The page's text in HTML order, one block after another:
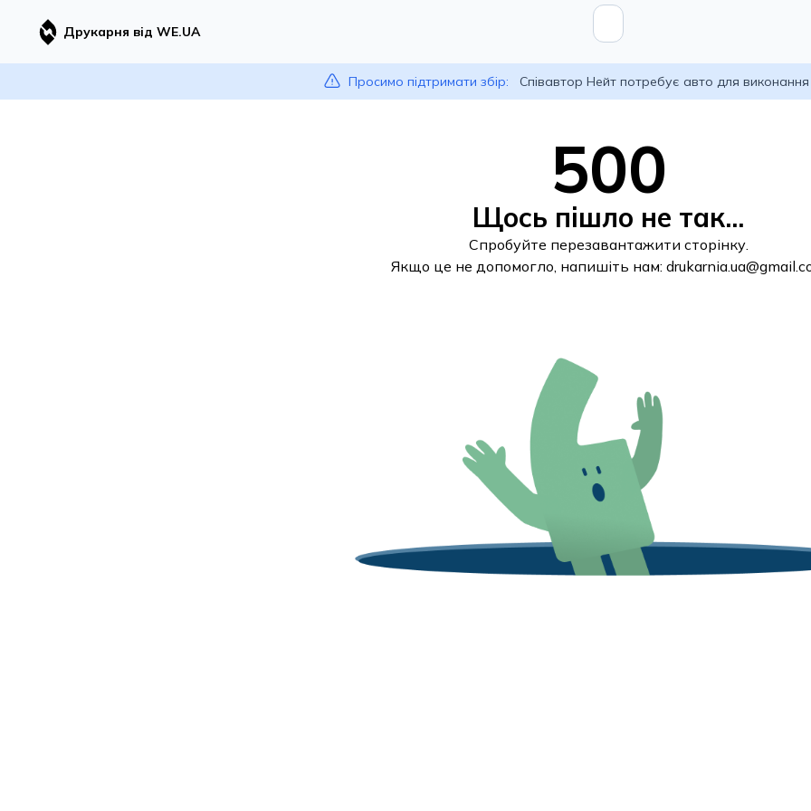
Друкарня від WE.UA
Просимо підтримати збір: Співавтор Нейт потребує авто для
500
Щось пішло не так...
Спробуйте перезавантажити сторінку.
Якщо це не допомогло, напишіть нам: